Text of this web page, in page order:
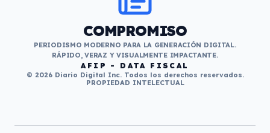
COMPROMISO
PERIODISMO MODERNO PARA LA GENERACIÓN DIGITAL.
RÁPIDO, VERAZ Y VISUALMENTE IMPACTANTE.
AFIP - DATA FISCAL
© 2026 Diario Digital Inc. Todos los derechos reservados.
PROPIEDAD INTELECTUAL